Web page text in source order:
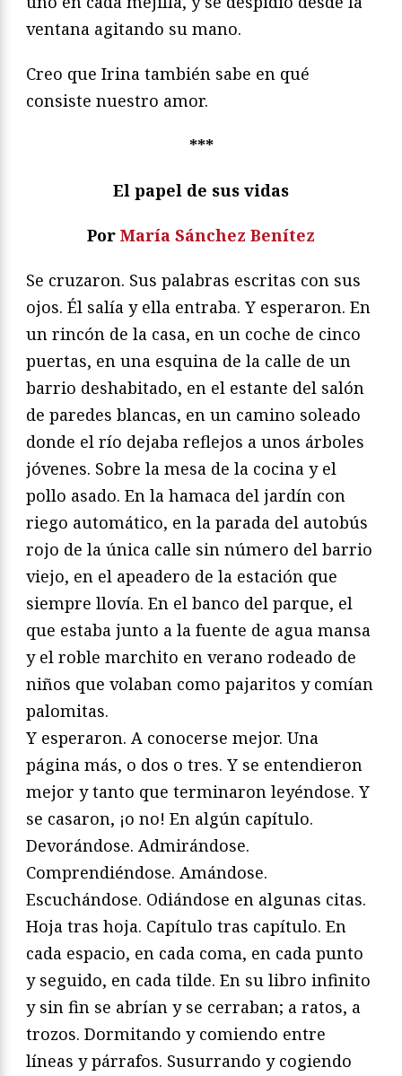
ventana agitando su mano.
Creo que Irina también sabe en qué
consiste nuestro amor.
***
El papel de sus vidas
Por María Sánchez Benítez
Se cruzaron. Sus palabras escritas con sus
ojos. Él salía y ella entraba. Y esperaron. En
un rincón de la casa, en un coche de cinco
puertas, en una esquina de la calle de un
barrio deshabitado, en el estante del salón
de paredes blancas, en un camino soleado
donde el río dejaba reflejos a unos árboles
jóvenes. Sobre la mesa de la cocina y el
pollo asado. En la hamaca del jardín con
riego automático, en la parada del autobús
rojo de la única calle sin número del barrio
viejo, en el apeadero de la estación que
siempre llovía. En el banco del parque, el
que estaba junto a la fuente de agua mansa
y el roble marchito en verano rodeado de
niños que volaban como pajaritos y comían
palomitas.
Y esperaron. A conocerse mejor. Una
página más, o dos o tres. Y se entendieron
mejor y tanto que terminaron leyéndose. Y
se casaron, ¡o no! En algún capítulo.
Devorándose. Admirándose.
Comprendiéndose. Amándose.
Escuchándose. Odiándose en algunas citas.
Hoja tras hoja. Capítulo tras capítulo. En
cada espacio, en cada coma, en cada punto
y seguido, en cada tilde. En su libro infinito
y sin fin se abrían y se cerraban; a ratos, a
trozos. Dormitando y comiendo entre
líneas y párrafos. Susurrando y cogiendo